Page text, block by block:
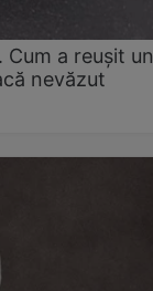
Cum a reușit un
nevăzut